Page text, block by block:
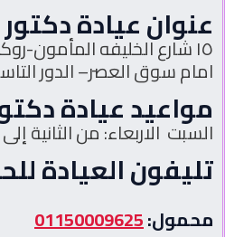
عنوان عيادة
١٥ شارع الخليفه
امام سوق العصر– الدور
مواعيد عيادة
السبت الاربعاء: من الثانية
تليفون العيادة
محمول:01150009625